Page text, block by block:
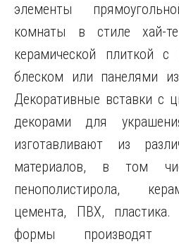
элементы
комнаты в стиле хай-
керамической плиткой с
блеском или панелями
Декоративные вставки с
декорами для
изготавливают из
материалов, в том
пенополистирола,
цемента, ПВХ, пластика.
формы производят